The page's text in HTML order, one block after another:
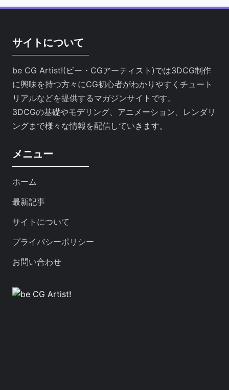
サイトについて
be CG Artist!(ビー・CGアーティスト)では3DCG制作
に興味を持つ方々にCG初心者がわかりやすくチュート
リアルなどを提供するマガジンサイトです。
3DCGの基礎やモデリング、アニメーション、レンダリ
ングまで様々な情報を配信していきます。
メニュー
ホーム
最新記事
サイトについて
プライバシーポリシー
お問い合わせ